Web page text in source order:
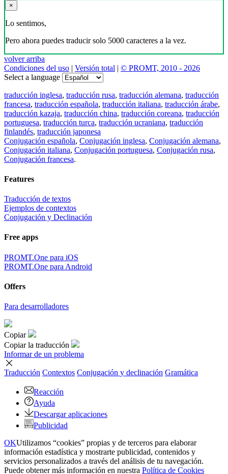
×
Lo sentimos,
Pero ahora puedes traducir solo 5000 caracteres a la vez.
volver arriba
Condiciones del uso | Versión total | © PROMT, 2010 - 2026
Select a language
traducción inglesa, traducción rusa, traducción alemana, traducción
francesa, traducción española, traducción italiana, traducción árabe,
traducción kazaja, traducción china, traducción coreana, traducción
portuguesa, traducción turca, traducción ucraniana, traducción
finlandés, traducción japonesa
Conjugación española, Conjugación inglesa, Conjugación alemana,
Conjugación italiana, Conjugación portuguesa, Conjugación rusa,
Conjugación francesa.
Features
Traducción de textos
Ejemplos de contextos
Conjugación y Declinación
Free apps
PROMT.One para iOS
PROMT.One para Android
Offers
Para desarrolladores
Copiar
Copiar la traducción
Informar de un problema
Traducción Contextos Conjugación y declinación Gramática
Reacción
Ayuda
Descargar aplicaciones
Publicidad
OKUtilizamos “cookies” propias y de terceros para elaborar
información estadística y mostrarte publicidad, contenidos y
servicios personalizados a través del análisis de tu navegación.
Puede obtener más información en nuestra Política de Cookies